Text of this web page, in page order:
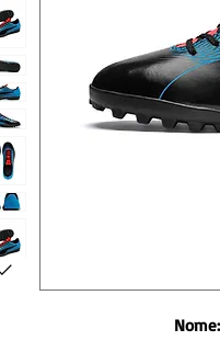
Nome: